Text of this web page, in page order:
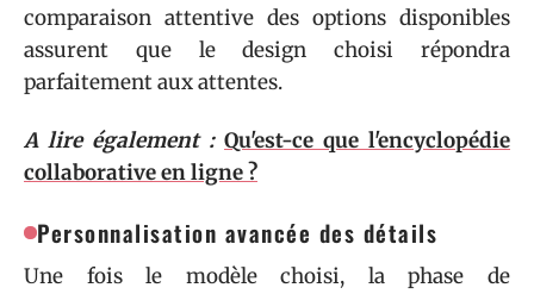
comparaison attentive des options disponibles
assurent que le design choisi répondra
parfaitement aux attentes.
A lire également : Qu'est-ce que l'encyclopédie
collaborative en ligne ?
Personnalisation avancée des détails
Une fois le modèle choisi, la phase de